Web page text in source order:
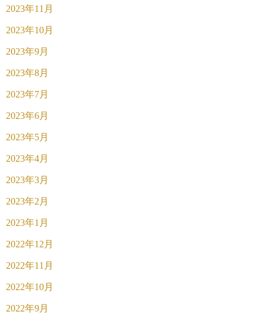
2023年11月
2023年10月
2023年9月
2023年8月
2023年7月
2023年6月
2023年5月
2023年4月
2023年3月
2023年2月
2023年1月
2022年12月
2022年11月
2022年10月
2022年9月